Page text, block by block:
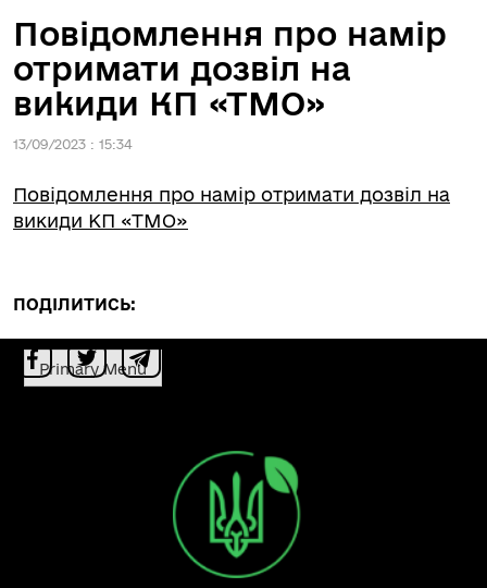
Повідомлення про намір
отримати дозвіл на
викиди КП «ТМО»
13/09/2023 : 15:34
Повідомлення про намір отримати дозвіл на
викиди КП «ТМО»
ПОДІЛИТИСЬ:
Primary Menu